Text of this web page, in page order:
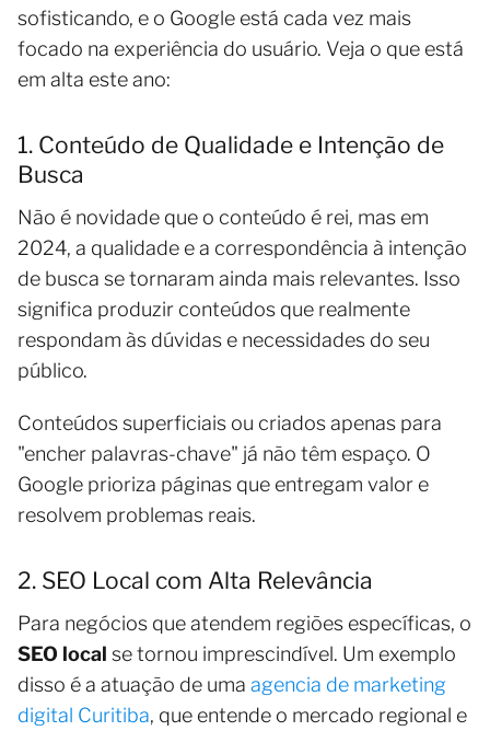
sofisticando, e o Google está cada vez mais
focado na experiência do usuário. Veja o que está
em alta este ano:
1. Conteúdo de Qualidade e Intenção de
Busca
Não é novidade que o conteúdo é rei, mas em
2024, a qualidade e a correspondência à intenção
de busca se tornaram ainda mais relevantes. Isso
significa produzir conteúdos que realmente
respondam às dúvidas e necessidades do seu
público.
Conteúdos superficiais ou criados apenas para
"encher palavras-chave" já não têm espaço. O
Google prioriza páginas que entregam valor e
resolvem problemas reais.
2. SEO Local com Alta Relevância
Para negócios que atendem regiões específicas, o
SEO local se tornou imprescindível. Um exemplo
disso é a atuação de uma agencia de marketing
digital Curitiba, que entende o mercado regional e